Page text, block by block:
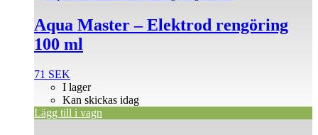
Aqua Master – Elektrod rengöring
100 ml
71 SEK
I lager
Kan skickas idag
Lägg till i vagn